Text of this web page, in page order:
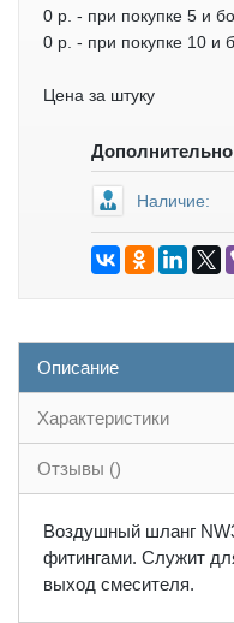
0 р. - при покупке 5 и
0 р. - при покупке 10 и
Цена за штуку
Дополнительно
Наличие:
Описание
Характеристики
Отзывы ()
Воздушный шланг
фитингами. Служит
выход смесителя.